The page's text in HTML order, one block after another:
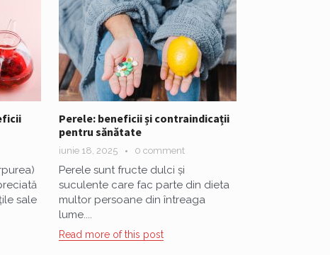
sale
Perele: beneficii și contraindicații
pentru sănătate
iunie 18, 2025 0 comment
Perele sunt fructe dulci și
suculente care fac parte din dieta
multor persoane din întreaga
lume....
Read more of this post